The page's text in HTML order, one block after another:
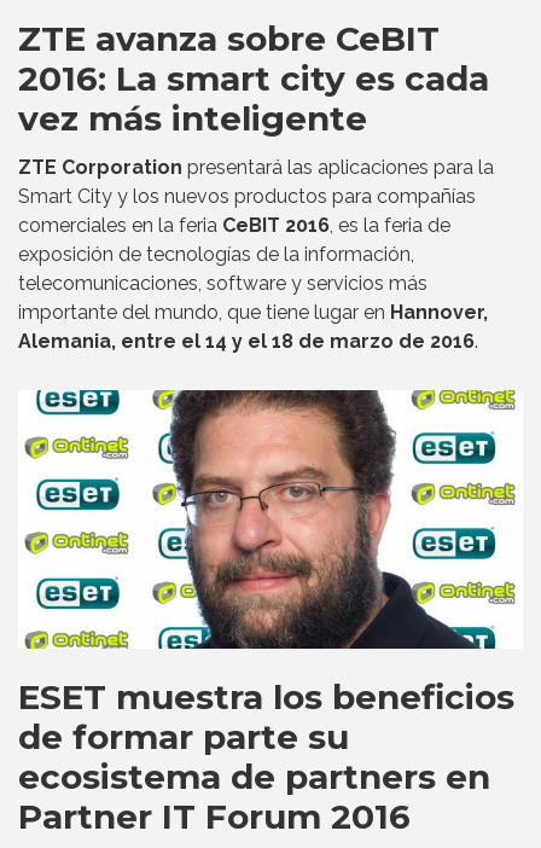
ZTE avanza sobre CeBIT
2016: La smart city es cada
vez más inteligente
ZTE Corporation presentará las aplicaciones para la
Smart City y los nuevos productos para compañías
comerciales en la feria CeBIT 2016 , es la feria de
exposición de tecnologías de la información,
telecomunicaciones, software y servicios más
importante del mundo, que tiene lugar en Hannover,
Alemania, entre el 14 y el 18 de marzo de 2016.
ESET muestra los beneficios
de formar parte su
ecosistema de partners en
Partner IT Forum 2016